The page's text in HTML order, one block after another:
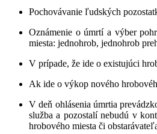
Pochovávanie ľudských
Oznámenie o úmrtí a výber
miesta: jednohrob, jednohrob
V prípade, že ide o existujúci
Ak ide o výkop nového
V deň ohlásenia úmrtia
služba a pozostalí nebudú v
hrobového miesta či